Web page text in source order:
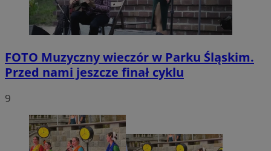
FOTO Muzyczny wieczór w Parku Śląskim.
Przed nami jeszcze finał cyklu
9